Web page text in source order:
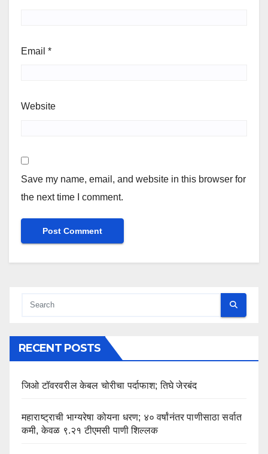
Email *
Website
Save my name, email, and website in this browser for
the next time I comment.
RECENT POSTS
जिओ टॉवरवरील केबल चोरीचा पर्दाफाश; तिघे जेरबंद
महाराष्ट्राची भाग्यरेषा कोयना धरण; ४० वर्षांनंतर पाणीसाठा सर्वात
कमी, केवळ ९.२१ टीएमसी पाणी शिल्लक